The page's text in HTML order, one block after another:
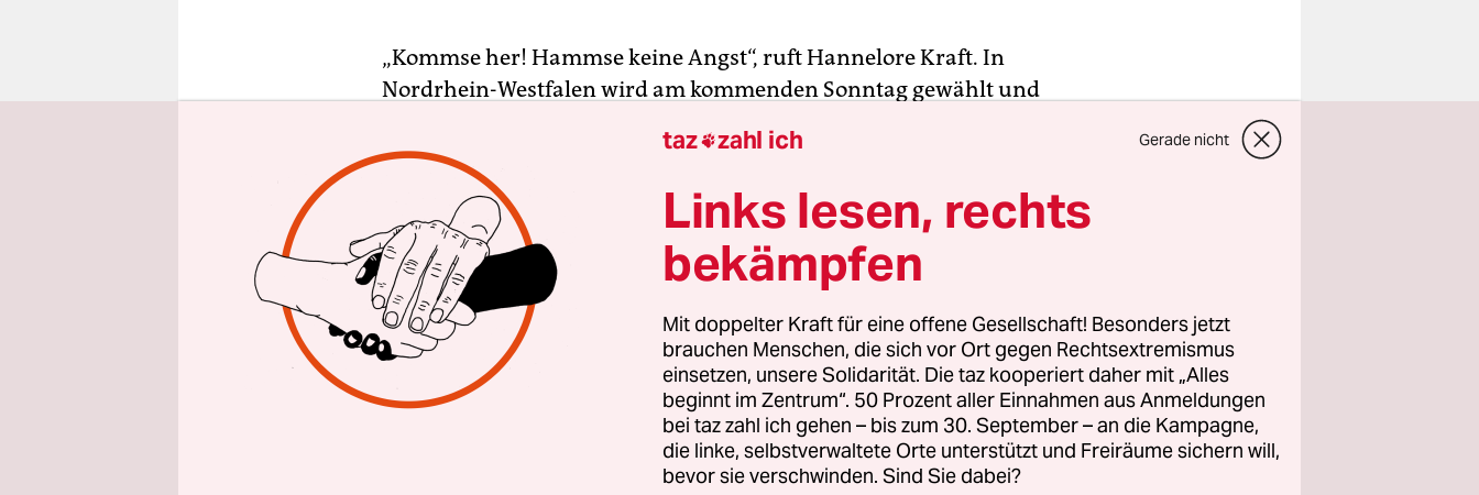
„Kommse her! Hammse keine Angst“, ruft Hannelore Kraft. In
Nordrhein-Westfalen wird am kommenden Sonntag gewählt und
Fußgängerzone des Städtchens Bünde. Die 55-Jährige ist auf
Wahlkampftour durch Ostwestfalen. Vor dem Billigkaufhaus
Woolworth hat ihre Parteizentrale ein Format namens „Das rote Sofa“
eingeplant: Auf einer kleinen Bühne sollen ganz normale Leute mit
Kraft plaudern. Und tatsächlich gelingt der Frau aus Mülheim an der
Ruhr eine ziemlich lässige Inszenierung von Nähe.
Die Couch der mächtigsten Landespolitikerin der Republik ist schnell
umlagert. 17 Jahre ist Kraft in der Politik. Wenn sie will, beherrscht sie
die Rolle der Spitzenpolitikerin, die bei aller Verantwortung menschlich
geblieben ist, nahezu perfekt: BürgerInnen, die ihr vorhalten, dass ihre
taz zahl ich Gerade nicht
Links lesen, rechts
bekämpfen
Mit doppelter Kraft für eine offene Gesellschaft! Besonders jetzt
brauchen Menschen, die sich vor Ort gegen Rechtsextremismus
einsetzen, unsere Solidarität. Die taz kooperiert daher mit „Alles
beginnt im Zentrum“. 50 Prozent aller Einnahmen aus Anmeldungen
bei taz zahl ich gehen – bis zum 30. September – an die Kampagne,
die linke, selbstverwaltete Orte unterstützt und Freiräume sichern will,
bevor sie verschwinden. Sind Sie dabei?